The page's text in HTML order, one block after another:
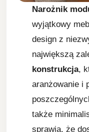
Narożnik
wyjątkowy
design z
największą
konstrukcja,
aranżowanie i
także
sprawia, że